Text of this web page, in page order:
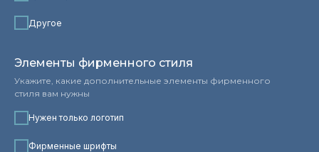
Другое
Элементы фирменного стиля
Укажите, какие дополнительные элементы фирменного
стиля вам нужны
Нужен только логотип
Фирменные шрифты